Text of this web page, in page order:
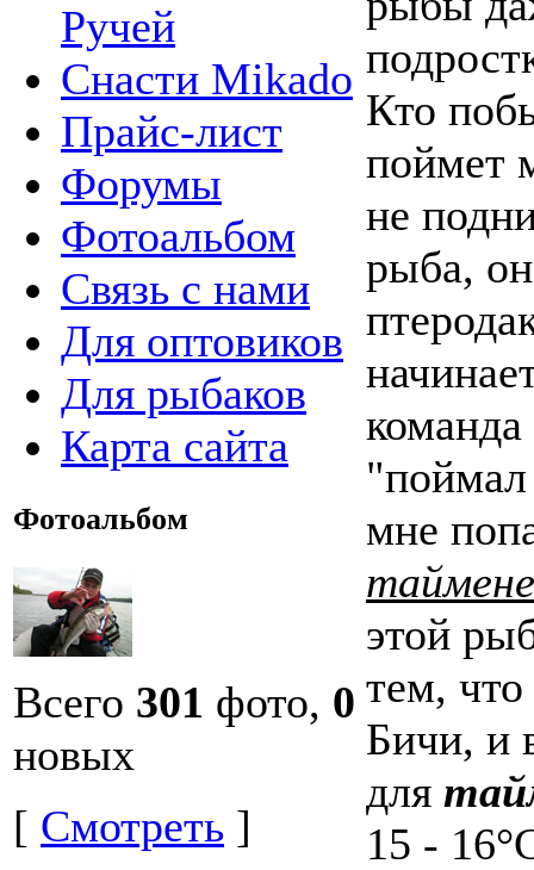
Ручей
Снасти Mikado
Прайс-лист
Форумы
Фотоальбом
Связь с нами
Для оптовиков
Для рыбаков
Карта сайта
Фотоальбом
Всего 301 фото, 0
новых
[ Смотреть ]
Кто
поймет
не
рыба,
"поймал
мне
этой
тем, что
Бичи, и
для
15 -